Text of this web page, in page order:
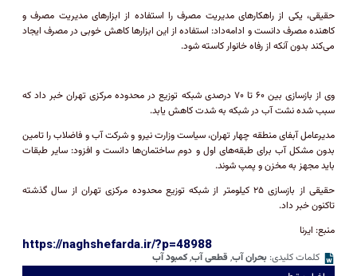
حقیقی، یکی از راهکار‌های مدیریت مصرف را استفاده از ابزار‌های مدیریت مصرف و
کاهنده مصرف دانست و ادامه‌داد: استفاده از این ابزار‌ها کاهش خوبی در مصرف ایجاد
می‌کند بدون آنکه از رفاه خانوار کاسته شود.
وی از بازسازی بین ۶۰ تا ۷۰ درصدی شبکه توزیع در محدوده مرکزی تهران خبر داد که
سبب شده نشت آب در شبکه به شدت کاهش یابد.
مدیرعامل آبفای منطقه چهار تهران، سیاست وزارت نیرو و شرکت آب و فاضلاب را تامین
بدون مشکل آب برای طبقه‌های اول و دوم ساختمان‌ها دانست و افزود: سایر طبقات
باید مجهز به مخزن و پمپ شوند.
حقیقی از بازسازی ۲۵ کیلومتر از شبکه توزیع محدوده مرکزی تهران از سال گذشته
تاکنون خبر داد.
منبع: ایرنا
https://naghshefarda.ir/?p=48988
کلمات کلیدی: بحران آب, قطعی آب,کمبود آب